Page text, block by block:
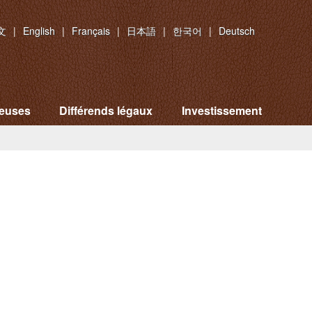
| English | Français | 日本語 | 한국어 | Deutsch
Différends légaux Investissement